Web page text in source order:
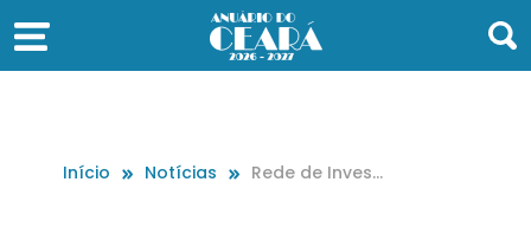
Início Notícias
Rede de Investi